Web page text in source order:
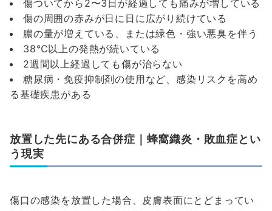
傷ついてから2〜3日が経過しても痛みが増している
傷の周囲の赤みが日に日に広がり続けている
膿の量が増えている、または緑色・強い悪臭を伴う
38℃以上の発熱が続いている
2週間以上経過しても傷が治らない
糖尿病・免疫抑制剤の使用など、感染リスクを高め
る基礎疾患がある
放置した先にある合併症｜蜂窩織炎・敗血症とい
う現実
傷口の感染を放置した場合、皮膚表面にとどまってい